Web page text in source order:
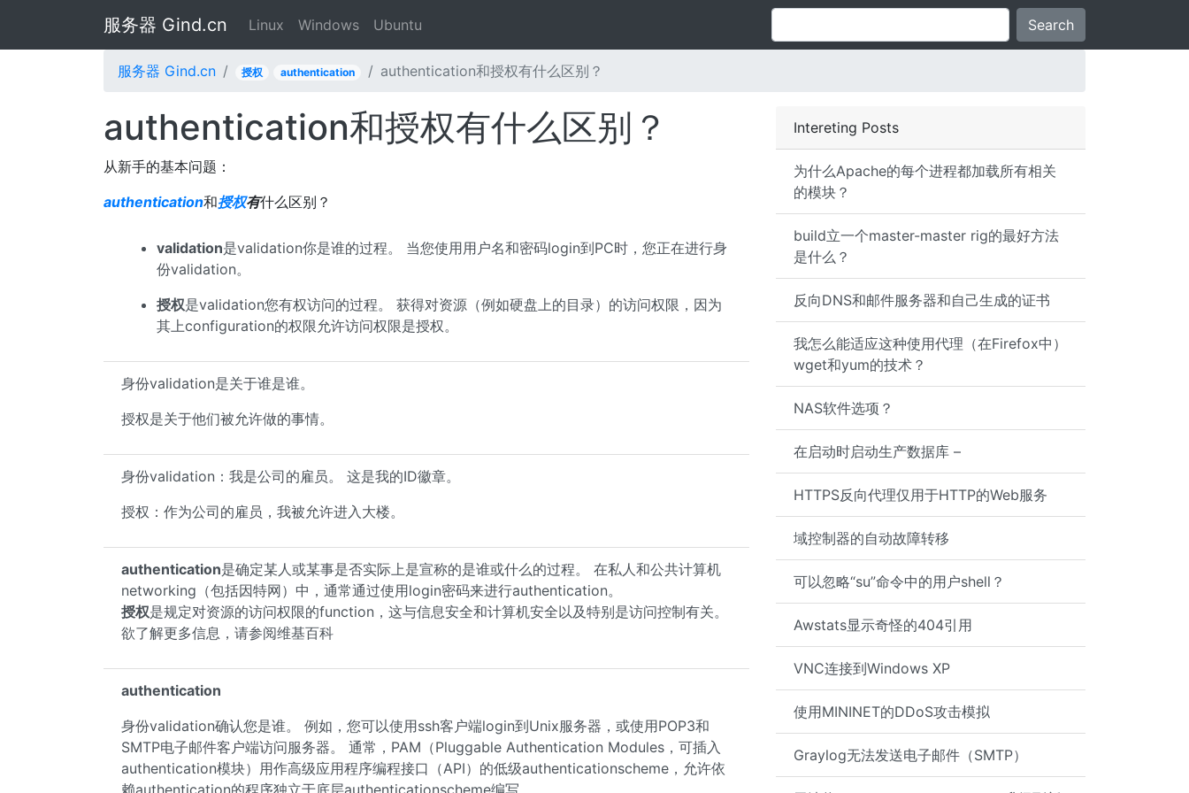
服务器 Gind.cn Linux Windows Ubuntu Search
服务器 Gind.cn 授权 authentication authentication和授权有什么区别？
Intereting Posts
为什么Apache的每个进程都加载所有相关
的模块？
build立一个master-master rig的最好方法
是什么？
反向DNS和邮件服务器和自己生成的证书
我怎么能适应这种使用代理（在Firefox中）
wget和yum的技术？
NAS软件选项？
在启动时启动生产数据库 –
HTTPS反向代理仅用于HTTP的Web服务
域控制器的自动故障转移
可以忽略“su”命令中的用户shell？
Awstats显示奇怪的404引用
VNC连接到Windows XP
使用MININET的DDoS攻击模拟
Graylog无法发送电子邮件（SMTP）
authentication和授权有什么区别？
从新手的基本问题：
authentication和授权有什么区别？
validation是validation你是谁的过程。 当您使用用户名和密码login到PC时，您正在进行身
份validation。
授权是validation您有权访问的过程。 获得对资源（例如硬盘上的目录）的访问权限，因为
其上configuration的权限允许访问权限是授权。
身份validation是关于谁是谁。
授权是关于他们被允许做的事情。
身份validation：我是公司的雇员。 这是我的ID徽章。
授权：作为公司的雇员，我被允许进入大楼。
authentication是确定某人或某事是否实际上是宣称的是谁或什么的过程。 在私人和公共计算机
networking（包括因特网）中，通常通过使用login密码来进行authentication。
授权是规定对资源的访问权限的function，这与信息安全和计算机安全以及特别是访问控制有关。
欲了解更多信息，请参阅维基百科
authentication
身份validation确认您是谁。 例如，您可以使用ssh客户端login到Unix服务器，或使用POP3和
SMTP电子邮件客户端访问服务器。 通常，PAM（Pluggable Authentication Modules，可插入
authentication模块）用作高级应用程序编程接口（API）的低级authenticationscheme，允许依
赖authentication的程序独立于底层authenticationscheme编写。